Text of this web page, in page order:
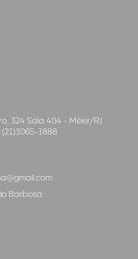
324 Sala 404 - Méier/RJ
(21)3065-1888
Barbosa